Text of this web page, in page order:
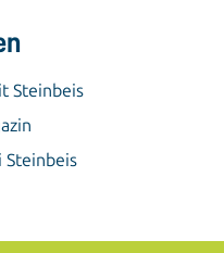
Steinbeis
Steinbeis